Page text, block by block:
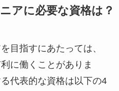
アに必要な資格は？
目指すにあたっては、
に働くことがありま
代表的な資格は以下の4